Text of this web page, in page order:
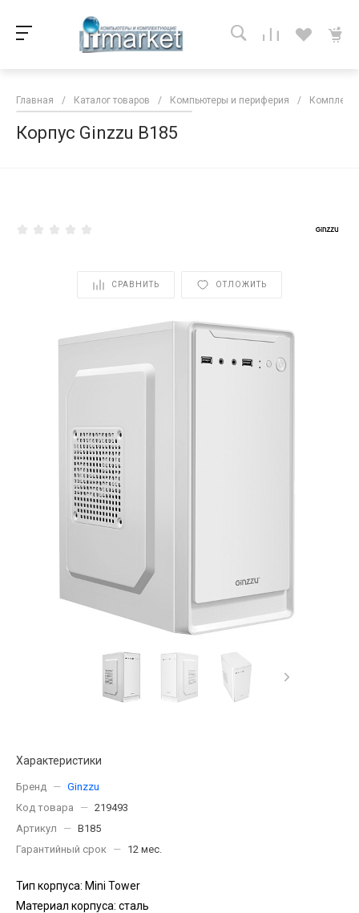
Главная / Каталог товаров / Компьютеры и периферия /
Корпус Ginzzu B185
СРАВНИТЬ ОТЛОЖИТЬ
Характеристики
Бренд — Ginzzu
Код товара
— 219493
Артикул
— B185
Гарантийный срок
— 12 мес.
Тип корпуса: Mini Tower
Материал корпуса: сталь